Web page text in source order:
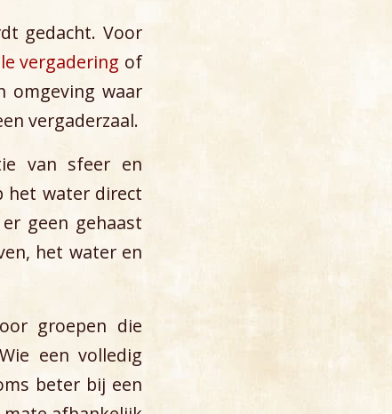
gedacht. Voor
vergadering of
omgeving waar
vergaderzaal.
van sfeer en
het water direct
geen gehaast
het water en
groepen die
een volledig
beter bij een